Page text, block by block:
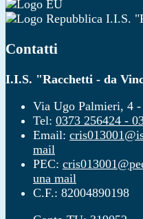
I.I.S.
Contatti
I.I.S. "Racchetti - da
Via Ugo Palmieri, 4
Tel: 0373 256424 -
Email:
mail
PEC:
una mail
C.F.: 82004890198